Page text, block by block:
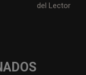
del Lector